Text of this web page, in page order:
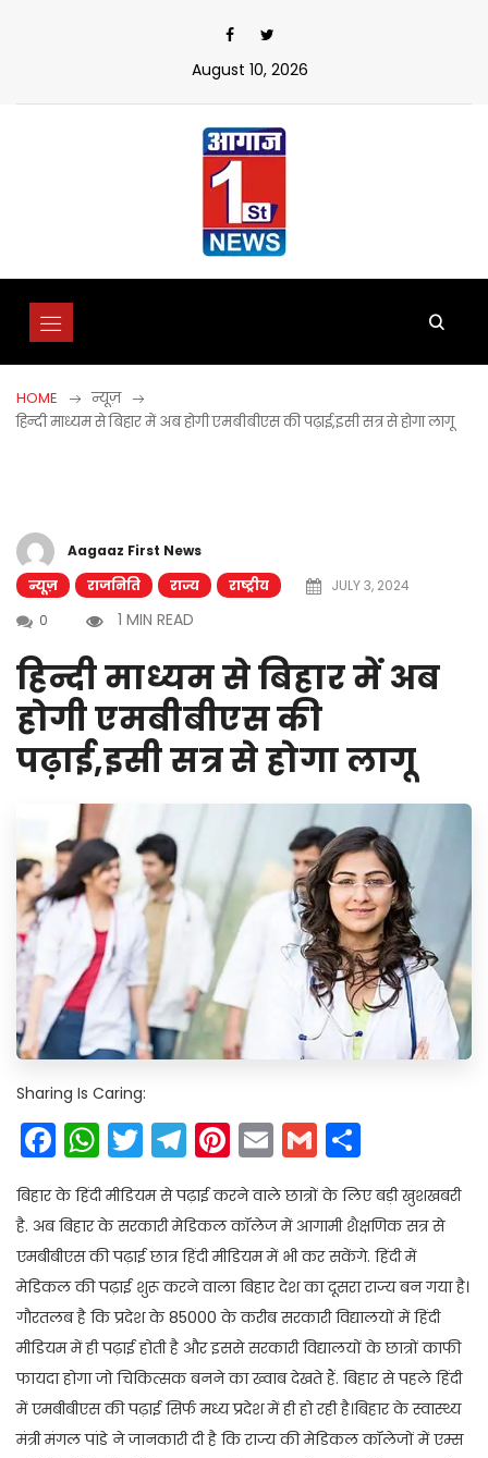
August 10, 2026
HOME
न्यूज़
हिन्दी माध्यम से बिहार में अब होगी एमबीबीएस की पढ़ाई,इसी सत्र से होगा लागू
Aagaaz First News
न्यूज़
राजनिति राज्य राष्ट्रीय
JULY 3, 2024
0
1 MIN READ
हिन्दी माध्यम से बिहार में अब
होगी एमबीबीएस की
पढ़ाई,इसी सत्र से होगा लागू
Sharing Is Caring:
Facebook
WhatsApp
Twitter
Telegram
Pinterest
EmailGmail
बिहार के हिंदी मीडियम से पढ़ाई करने वाले छात्रों के लिए बड़ी खुशखबरी
है. अब बिहार के सरकारी मेडिकल कॉलेज में आगामी शैक्षणिक सत्र से
एमबीबीएस की पढ़ाई छात्र हिंदी मीडियम में भी कर सकेंगे. हिंदी में
मेडिकल की पढ़ाई शुरू करने वाला बिहार देश का दूसरा राज्य बन गया है।
गौरतलब है कि प्रदेश के 85000 के करीब सरकारी विद्यालयों में हिंदी
मीडियम में ही पढ़ाई होती है और इससे सरकारी विद्यालयों के छात्रों काफी
फायदा होगा जो चिकित्सक बनने का ख्वाब देखते हैं. बिहार से पहले हिंदी
में एमबीबीएस की पढ़ाई सिर्फ मध्य प्रदेश में ही हो रही है।बिहार के स्वास्थ्य
मंत्री मंगल पांडे ने जानकारी दी है कि राज्य की मेडिकल कॉलेजों में एम्स